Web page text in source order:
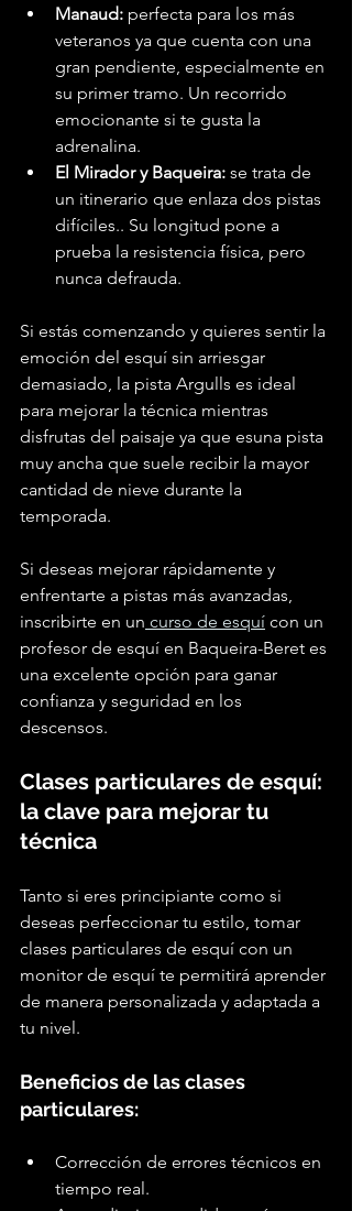
Manaud: perfecta para los más
veteranos ya que cuenta con una
gran pendiente, especialmente en
su primer tramo. Un recorrido
emocionante si te gusta la
adrenalina.
El Mirador y Baqueira: se trata de
un itinerario que enlaza dos pistas
difíciles.. Su longitud pone a
prueba la resistencia física, pero
nunca defrauda.
Si estás comenzando y quieres sentir la
emoción del esquí sin arriesgar
demasiado, la pista Argulls es ideal
para mejorar la técnica mientras
disfrutas del paisaje ya que esuna pista
muy ancha que suele recibir la mayor
cantidad de nieve durante la
temporada.
Si deseas mejorar rápidamente y
enfrentarte a pistas más avanzadas,
inscribirte en un curso de esquí con un
profesor de esquí en Baqueira-Beret es
una excelente opción para ganar
confianza y seguridad en los
descensos.
Clases particulares de esquí:
la clave para mejorar tu
técnica
Tanto si eres principiante como si
deseas perfeccionar tu estilo, tomar
clases particulares de esquí con un
monitor de esquí te permitirá aprender
de manera personalizada y adaptada a
tu nivel.
Beneficios de las clases
particulares:
Corrección de errores técnicos en
tiempo real.